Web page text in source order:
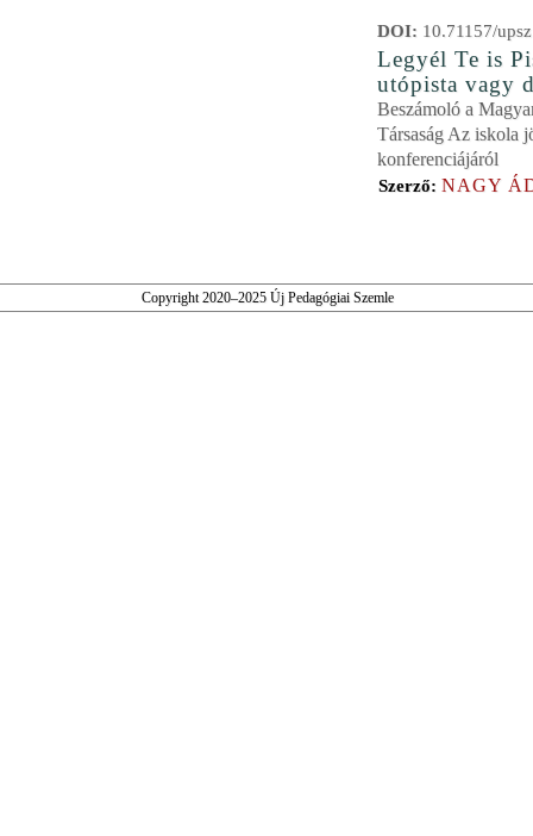
DOI: 10.71157/
Legyél Te is
utópista vagy
Beszámoló a
Társaság Az iskola
konferenciájáról
Szerző: NAGY
Copyright 2020–2025 Új Pedagógiai Szemle